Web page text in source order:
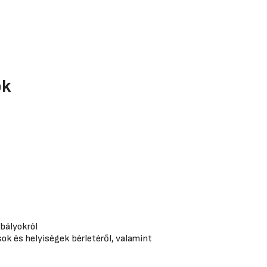
és helyiségek bérletéről, valamint